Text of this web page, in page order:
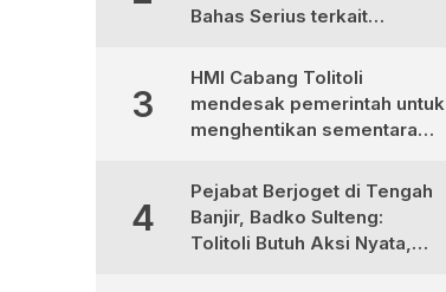
Bahas Serius terkait
Desa
3
HMI Cabang Tolitoli
mendesak pemerintah untuk
menghentikan sementara
4
Pejabat Berjoget di Tengah
Banjir, Badko Sulteng:
Tolitoli Butuh Aksi Nyata,